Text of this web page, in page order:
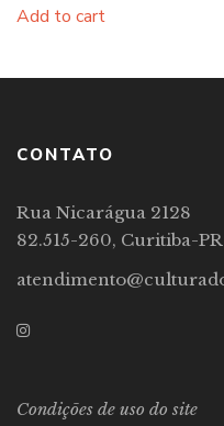
Add to cart
CONTATO
Rua Nicarágua 2128
82.515-260, Curitiba-PR
Condições de uso do site